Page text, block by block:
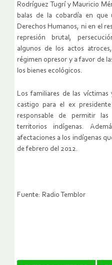
Rodríguez Tugrí y Mauricio
balas de la cobardía en
Derechos Humanos, ni en el
represión brutal,
algunos de los actos
régimen opresor y a favor de
los bienes ecológicos.
Los familiares de las
castigo para el ex
responsable de permitir
territorios indígenas.
afectaciones a los indígenas
de febrero del 2012.
Fuente: Radio Temblor